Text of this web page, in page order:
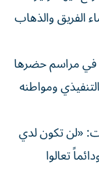
الفريق والذهاب
في مراسم حضرها
ومواطنه
«لن تكون لدي
تعالوا